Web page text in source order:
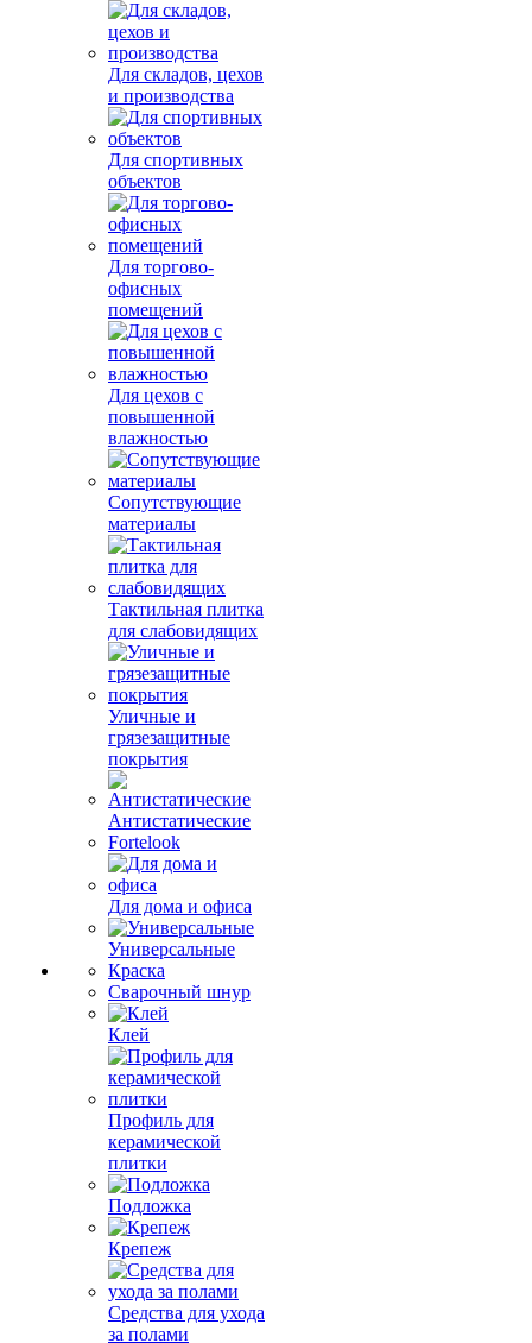
Для складов, цехов
и производства
Для спортивных
объектов
Для торгово-
офисных
помещений
Для цехов с
повышенной
влажностью
Сопутствующие
материалы
Тактильная плитка
для слабовидящих
Уличные и
грязезащитные
покрытия
Антистатические
Fortelook
Для дома и офиса
Универсальные
Краска
Сварочный шнур
Клей
Профиль для
керамической
плитки
Подложка
Крепеж
Средства для ухода
за полами